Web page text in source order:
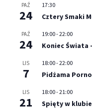
PAŹ
24
17:30
Cztery Smaki
PAŹ
24
19:00-22:00
Koniec Świata
LIS
7
18:00-22:00
Pidżama
LIS
21
18:00-21:00
Spięty w klubie